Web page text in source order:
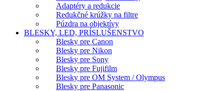
Adaptéry a redukcie
Redukčné krúžky na filtre
Púzdra na objektívy
BLESKY, LED, PRÍSLUŠENSTVO
Blesky pre Canon
Blesky pre Nikon
Blesky pre Sony
Blesky pre Fujifilm
Blesky pre OM System / Olympus
Blesky pre Panasonic